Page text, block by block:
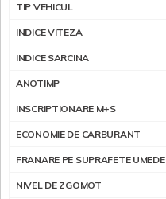
TIP VEHICUL
INDICE VITEZA
INDICE SARCINA
ANOTIMP
INSCRIPTIONARE M+S
ECONOMIE DE CARBURANT
FRANARE PE SUPRAFETE UMEDE
NIVEL DE ZGOMOT